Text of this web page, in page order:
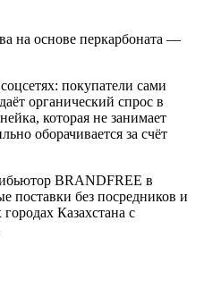
на основе перкарбоната —
покупатели сами
органический спрос в
которая не занимает
оборачивается за счёт
BRANDFREE в
поставки без посредников и
Казахстана с